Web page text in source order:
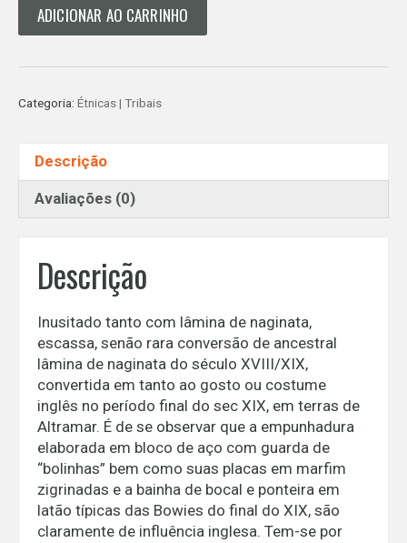
-
XVIII/XIX
ADICIONAR AO CARRINHO
Categoria: Étnicas | Tribais
Descrição
Avaliações (0)
Descrição
Inusitado tanto com lâmina de naginata,
escassa, senão rara conversão de ancestral
lâmina de naginata do século XVIII/XIX,
convertida em tanto ao gosto ou costume
inglês no período final do sec XIX, em terras de
Altramar. É de se observar que a empunhadura
elaborada em bloco de aço com guarda de
“bolinhas” bem como suas placas em marfim
zigrinadas e a bainha de bocal e ponteira em
latão típicas das Bowies do final do XIX, são
claramente de influência inglesa. Tem-se por